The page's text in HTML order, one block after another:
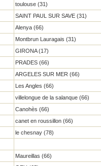
toulouse (31)
SAINT PAUL SUR SAVE (31)
Alenya (66)
Montbrun Lauragais (31)
GIRONA (17)
PRADES (66)
ARGELES SUR MER (66)
Les Angles (66)
villelongue de la salanque (66)
Canohès (66)
canet en roussillon (66)
le chesnay (78)
Maureillas (66)